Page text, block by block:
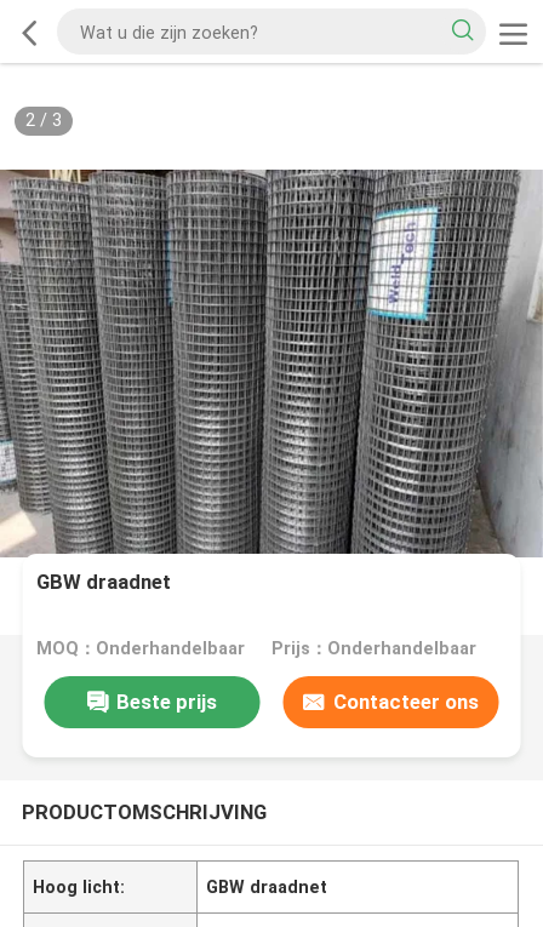
2/ 3
GBW draadnet
MOQ：Onderhandelbaar Prijs：Onderhandelbaar
Beste prijs Contacteer ons
PRODUCTOMSCHRIJVING
Hoog licht: GBW draadnet